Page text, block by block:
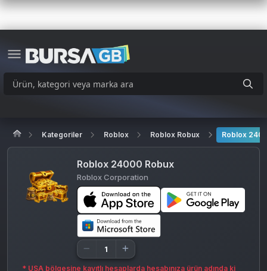
Kategoriler Roblox Roblox Robux Roblox
Roblox 24000 Robux
Roblox Corporation
* USA bölgesine kayıtlı hesaplarda hesabınıza ürün adında ki